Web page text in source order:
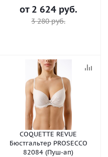
от 2 624 руб.
3 280 руб.
COQUETTE REVUE
Бюстгальтер PROSECCO
82084 (Пуш-ап)